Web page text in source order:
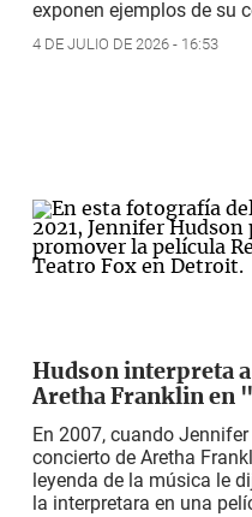
exponen ejemplos de su
4 DE JULIO DE 2026 - 16:53
Hudson interpreta
Aretha Franklin en
En 2007, cuando
concierto de Aretha
leyenda de la música le
la interpretara en una